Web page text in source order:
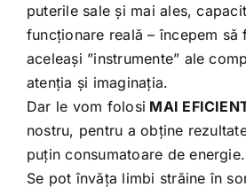
puterile sale și mai ales,
funcționare reală – începem să
aceleași ”instrumente” ale
atenția și imaginația.
Dar le vom folosi MAI
nostru, pentru a obține
puțin consumatoare de energie.
Se pot învăța limbi străine în